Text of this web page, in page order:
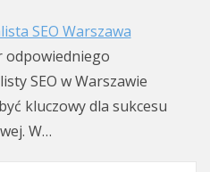
SEO Warszawa
odpowiedniego
SEO w Warszawie
kluczowy dla sukcesu
W…